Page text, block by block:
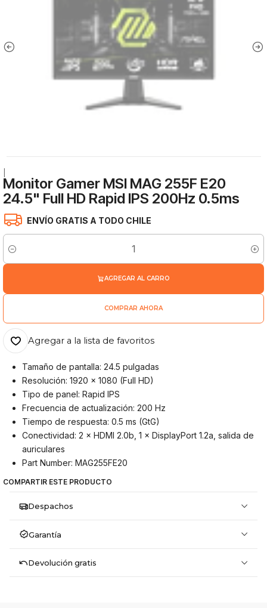
Monitor Gamer MSI MAG 255F E20
24.5" Full HD Rapid IPS 200Hz 0.5ms
ENVÍO GRATIS A TODO CHILE
Cantidad
AGREGAR AL CARRO
COMPRAR AHORA
Agregar a la lista de favoritos
Tamaño de pantalla: 24.5 pulgadas
Resolución: 1920 x 1080 (Full HD)
Tipo de panel: Rapid IPS
Frecuencia de actualización: 200 Hz
Tiempo de respuesta: 0.5 ms (GtG)
Conectividad: 2 × HDMI 2.0b, 1 × DisplayPort 1.2a, salida de
auriculares
Part Number: MAG255FE20
COMPARTIR ESTE PRODUCTO
Despachos
Garantía
Devolución gratis